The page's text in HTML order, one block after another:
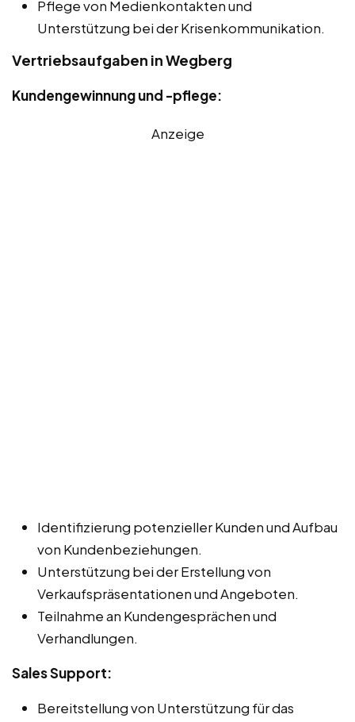
Pflege von Medienkontakten und
Unterstützung bei der Krisenkommunikation.
Vertriebsaufgaben in Wegberg
Kundengewinnung und -pflege:
Anzeige
Identifizierung potenzieller Kunden und Aufbau
von Kundenbeziehungen.
Unterstützung bei der Erstellung von
Verkaufspräsentationen und Angeboten.
Teilnahme an Kundengesprächen und
Verhandlungen.
Sales Support:
Bereitstellung von Unterstützung für das